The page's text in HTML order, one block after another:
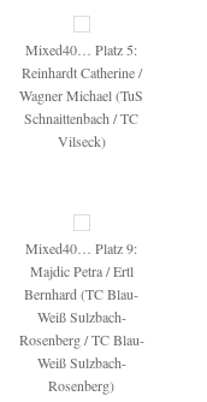
Mixed40… Platz 5:
Reinhardt Catherine /
Wagner Michael (TuS
Schnaittenbach / TC
Vilseck)
Mixed40… Platz 9:
Majdic Petra / Ertl
Bernhard (TC Blau-
Weiß Sulzbach-
Rosenberg / TC Blau-
Weiß Sulzbach-
Rosenberg)